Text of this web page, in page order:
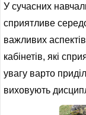
СТЕНДИ ДЛЯ
ІНШЕ
У сучасних
сприятливе
важливих
кабінетів, які
увагу варто
виховують